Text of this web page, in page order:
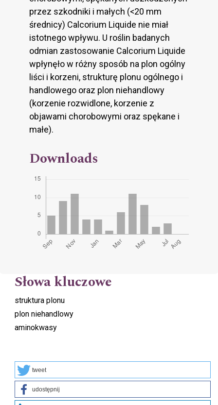
przez szkodniki i małych (<20 mm
średnicy) Calcorium Liquide nie miał
istotnego wpływu. U roślin badanych
odmian zastosowanie Calcorium Liquide
wpłynęło w różny sposób na plon ogólny
liści i korzeni, strukturę plonu ogólnego i
handlowego oraz plon niehandlowy
(korzenie rozwidlone, korzenie z
objawami chorobowymi oraz spękane i
małe).
Downloads
Słowa kluczowe
struktura plonu
plon niehandlowy
aminokwasy
tweet
udostępnij